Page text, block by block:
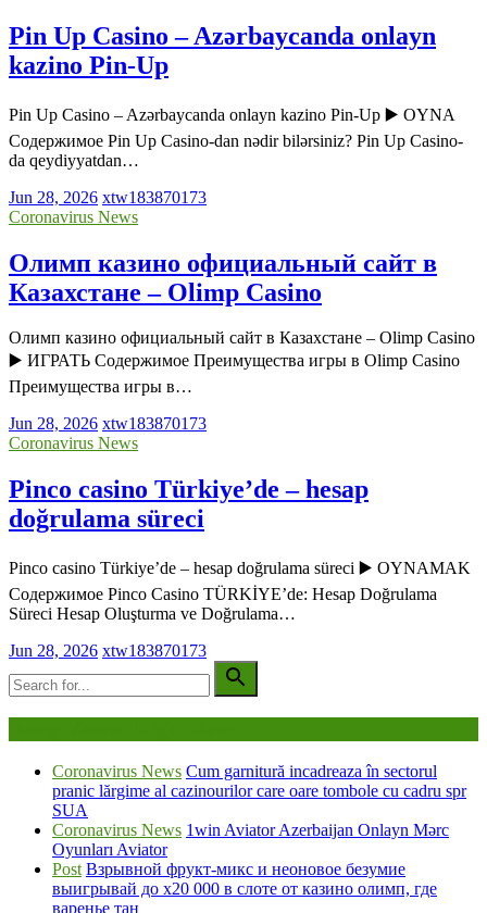
Pin Up Casino – Azərbaycanda onlayn
kazino Pin-Up
Pin Up Casino – Azərbaycanda onlayn kazino Pin-Up ▶️ OYNA
Содержимое Pin Up Casino-dan nədir bilərsiniz? Pin Up Casino-
da qeydiyyatdan…
Jun 28, 2026 xtw183870173
Coronavirus News
Олимп казино официальный сайт в
Казахстане – Olimp Casino
Олимп казино официальный сайт в Казахстане – Olimp Casino
▶️ ИГРАТЬ Содержимое Преимущества игры в Olimp Casino
Преимущества игры в…
Jun 28, 2026 xtw183870173
Coronavirus News
Pinco casino Türkiye’de – hesap
doğrulama süreci
Pinco casino Türkiye’de – hesap doğrulama süreci ▶️ OYNAMAK
Содержимое Pinco Casino TÜRKİYE’de: Hesap Doğrulama
Süreci Hesap Oluşturma ve Doğrulama…
Jun 28, 2026 xtw183870173
Coronavirus News Cum garnitură incadreaza în sectorul
pranic lărgime al cazinourilor care oare tombole cu cadru spr
SUA
Coronavirus News 1win Aviator Azerbaijan Onlayn Mərc
Oyunları Aviator
Post Взрывной фрукт-микс и неоновое безумие
выигрывай до x20 000 в слоте от казино олимп, где
варенье тан